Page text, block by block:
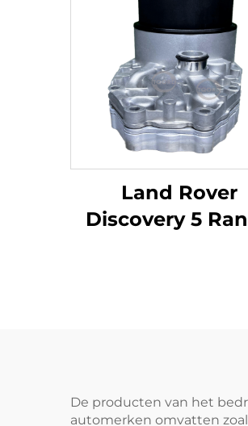
Land Rover
Discovery 5
LR124259
De producten van het
automerken omvatten